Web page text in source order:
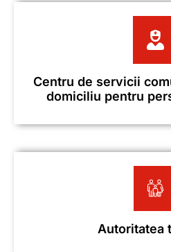
Centru de servicii
domiciliu pentru
Autoritatea